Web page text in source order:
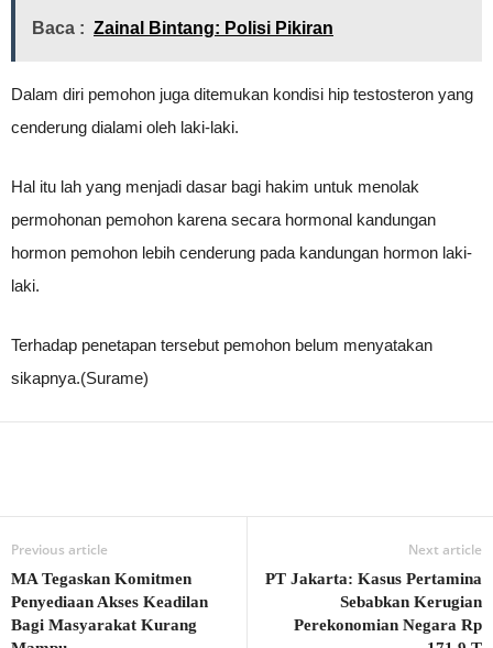
Baca : Zainal Bintang: Polisi Pikiran
Dalam diri pemohon juga ditemukan kondisi hip testosteron yang
cenderung dialami oleh laki-laki.
Hal itu lah yang menjadi dasar bagi hakim untuk menolak
permohonan pemohon karena secara hormonal kandungan
hormon pemohon lebih cenderung pada kandungan hormon laki-
laki.
Terhadap penetapan tersebut pemohon belum menyatakan
sikapnya.(Surame)
Previous article
MA Tegaskan Komitmen
Penyediaan Akses Keadilan
Bagi Masyarakat Kurang
Next article
PT Jakarta: Kasus Pertamina
Sebabkan Kerugian
Perekonomian Negara Rp